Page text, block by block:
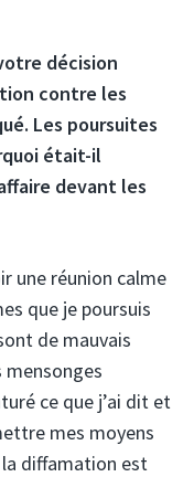
décision
contre les
Les poursuites
était-il
devant les
une réunion calme
que je poursuis
de mauvais
mensonges
ce que j’ai dit et
mes moyens
la diffamation est